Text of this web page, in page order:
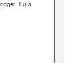
il y a